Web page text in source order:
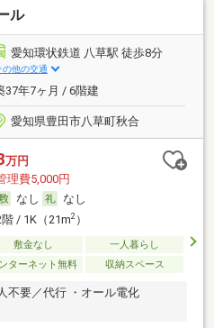
ル
愛知環状鉄道 八草駅 徒歩8分
の他の交通
37年7ヶ月 / 6階建
愛知県豊田市八草町秋合
万円
理費5,000円
なし
なし
/ 1K（21m2）
敷金なし
一人暮らし
ターネット無料 収納スペース
不要／代行 ・オール電化